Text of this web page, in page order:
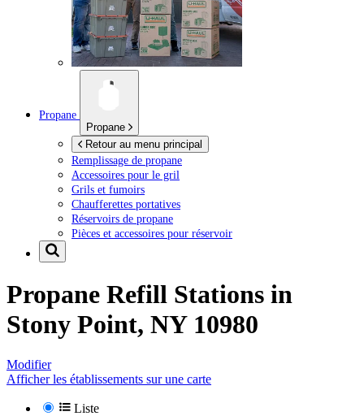
Propane
Propane
Retour au menu principal
Remplissage de propane
Accessoires pour le gril
Grils et fumoirs
Chaufferettes portatives
Réservoirs de propane
Pièces et accessoires pour réservoir
Propane Refill Stations in
Stony Point, NY 10980
Modifier
Afficher les établissements sur une carte
Liste